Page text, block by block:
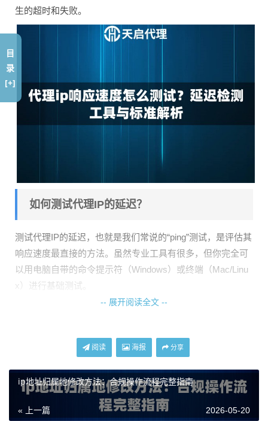
生的超时和失败。
如何测试代理IP的延迟？
测试代理IP的延迟，也就是我们常说的“ping”测试，是评估其
响应速度最直接的方法。虽然专业工具有很多，但你完全可
以用电脑自带的命令提示符（Windows）或终端（Mac/Linu
x）进行基础测试。
操作很简单：打开命令提示符，输入
个数据包，并返回每次的响应时间（以毫秒ms为单位）。你
需要重点关注两个结果： 平均时间（Average）
（Lost）。平均时间越低越好，丢包率则最好为0%。如果延
迟忽高忽低或丢包严重，说明这个代理IP的网络不稳定。
ping测试只能反映你到代理服务器本身的网络状况。要测试
-- 展开阅读全文 --
阅读 海报 分享
ip地址归属地修改方法：合规操作流程完整指南
« 上一篇 2026-05-20
目
录
[+]